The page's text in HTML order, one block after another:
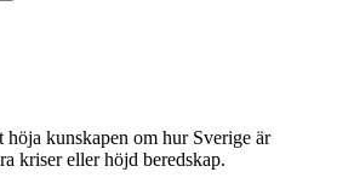
kunskapen om hur Sverige är
kriser eller höjd beredskap.